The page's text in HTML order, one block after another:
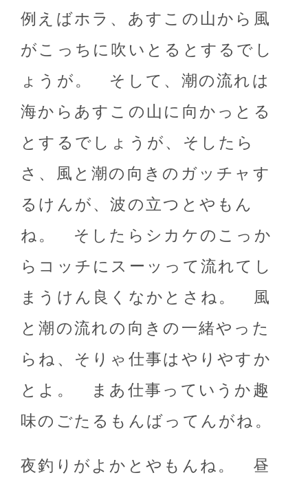
例えばホラ、あすこの山から風
がこっちに吹いとるとするでし
ょうが。 そして、潮の流れは
海からあすこの山に向かっとる
とするでしょうが、そしたら
さ、風と潮の向きのガッチャす
るけんが、波の立つとやもん
ね。 そしたらシカケのこっか
らコッチにスーッって流れてし
まうけん良くなかとさね。 風
と潮の流れの向きの一緒やった
らね、そりゃ仕事はやりやすか
とよ。 まあ仕事っていうか趣
味のごたるもんばってんがね。
夜釣りがよかとやもんね。 昼